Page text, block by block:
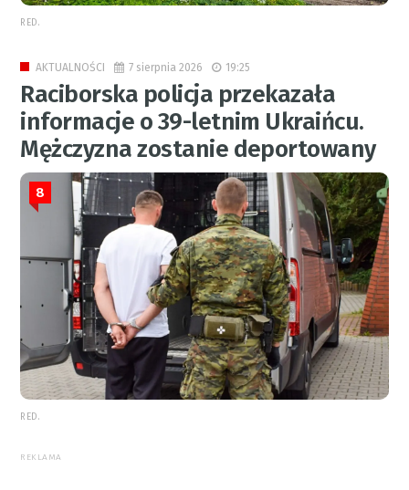
RED.
AKTUALNOŚCI 7 sierpnia 2026 19:25
Raciborska policja przekazała
informacje o 39-letnim Ukraińcu.
Mężczyzna zostanie deportowany
8
RED.
REKLAMA